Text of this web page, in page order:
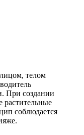
телом
При создании
растительные
соблюдается